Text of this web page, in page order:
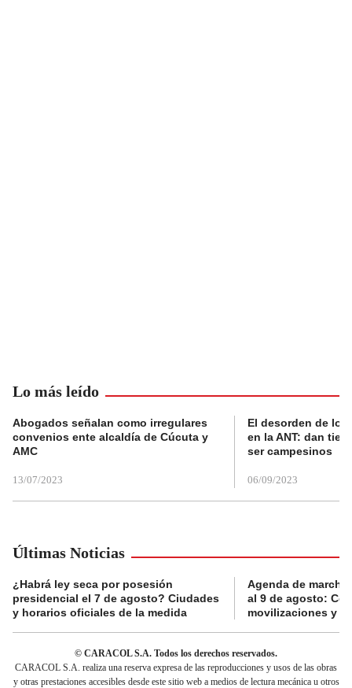
Lo más leído
Abogados señalan como irregulares
convenios ente alcaldía de Cúcuta y
AMC
13/07/2023
El desorden de
en la ANT: dan
ser campesinos
06/09/2023
Últimas Noticias
¿Habrá ley seca por posesión
presidencial el 7 de agosto? Ciudades
y horarios oficiales de la medida
Agenda de
al 9 de agosto:
movilizaciones y
© CARACOL S.A. Todos los derechos reservados.
CARACOL S.A. realiza una reserva expresa de las reproducciones y usos de las obras
y otras prestaciones accesibles desde este sitio web a medios de lectura mecánica u otros